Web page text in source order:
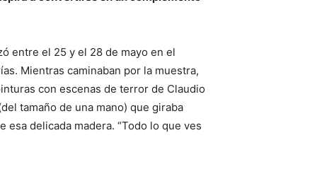
entre el 25 y el 28 de mayo en el
Mientras caminaban por la muestra,
con escenas de terror de Claudio
tamaño de una mano) que giraba
delicada madera. “Todo lo que ves